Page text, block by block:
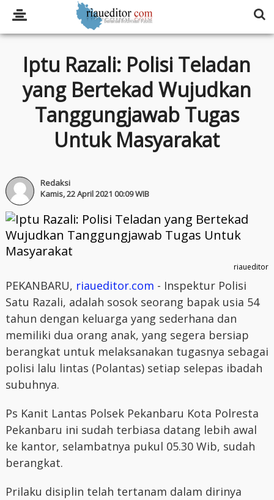
Iptu Razali: Polisi Teladan
yang Bertekad Wujudkan
Tanggungjawab Tugas
Untuk Masyarakat
Redaksi
Kamis, 22 April 2021 00:09 WIB
riaueditor
PEKANBARU, riaueditor.com - Inspektur Polisi
Satu Razali, adalah sosok seorang bapak usia 54
tahun dengan keluarga yang sederhana dan
memiliki dua orang anak, yang segera bersiap
berangkat untuk melaksanakan tugasnya sebagai
polisi lalu lintas (Polantas) setiap selepas ibadah
subuhnya.
Ps Kanit Lantas Polsek Pekanbaru Kota Polresta
Pekanbaru ini sudah terbiasa datang lebih awal
ke kantor, selambatnya pukul 05.30 Wib, sudah
berangkat.
Prilaku disiplin telah tertanam dalam dirinya